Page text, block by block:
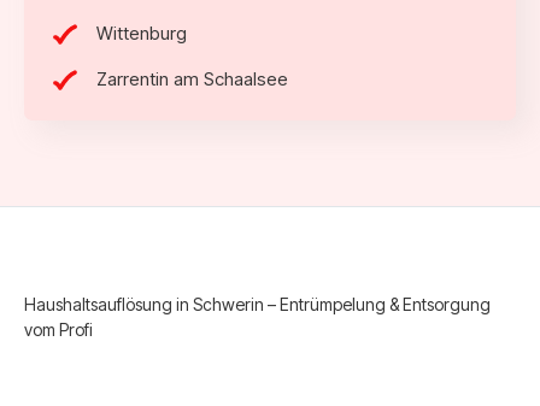
Wittenburg
Zarrentin am Schaalsee
Haushaltsauflösung in Schwerin – Entrümpelung & Entsorgung
vom Profi